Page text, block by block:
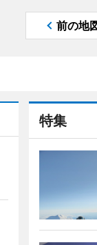
前の地
特集